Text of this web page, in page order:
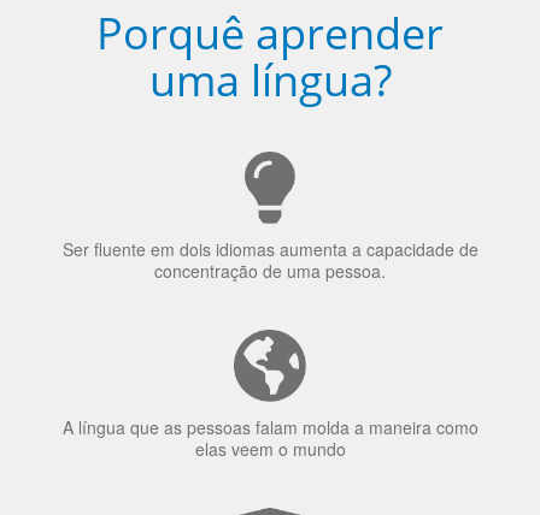
Porquê aprender
uma língua?
Ser fluente em dois idiomas aumenta a capacidade de
concentração de uma pessoa.
A língua que as pessoas falam molda a maneira como
elas veem o mundo